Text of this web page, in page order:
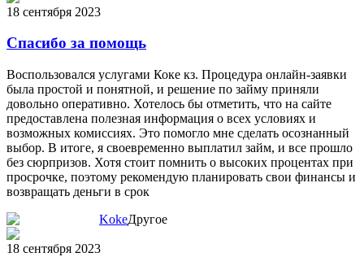
18 сентября 2023
Спасибо за помощь
Воспользовался услугами Коке кз. Процедура онлайн-заявки
была простой и понятной, и решение по займу приняли
довольно оперативно. Хотелось бы отметить, что на сайте
предоставлена полезная информация о всех условиях и
возможных комиссиях. Это помогло мне сделать осознанный
выбор. В итоге, я своевременно выплатил займ, и все прошло
без сюрпризов. Хотя стоит помнить о высоких процентах при
просрочке, поэтому рекомендую планировать свои финансы и
возвращать деньги в срок
KokeДругое
18 сентября 2023